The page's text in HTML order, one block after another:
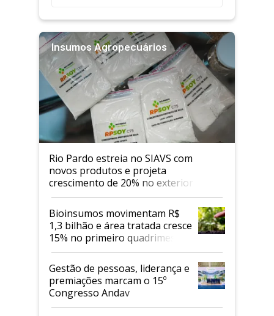
Insumos Agropecuários
Rio Pardo estreia no SIAVS com
novos produtos e projeta
crescimento de 20% no exterior
Bioinsumos movimentam R$
1,3 bilhão e área tratada cresce
15% no primeiro quadrimestre
de 2026
Gestão de pessoas, liderança e
premiações marcam o 15º
Congresso Andav